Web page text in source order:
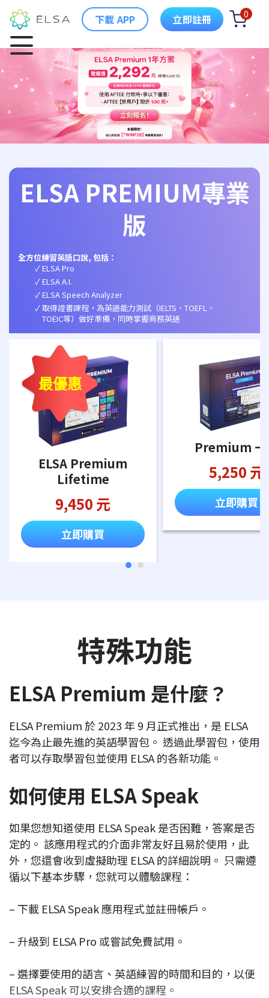
下載 APP 立即註冊 0
ELSA PREMIUM專業
版
全方位練習英語口說, 包括：
ELSA Pro
ELSA A.I.
ELSA Speech Analyzer
取得證書課程，為英語能力測試（IELTS、TOEFL、
TOEIC等）做好準備，同時掌握商務英語
最優惠
ELSA Premium
Lifetime
9,450 元
立即購買
Premium 一
5,250 元
立即購買
特殊功能
ELSA Premium 是什麼？
ELSA Premium 於 2023 年 9 月正式推出，是 ELSA
迄今為止最先進的英語學習包。 透過此學習包，使用
者可以存取學習包並使用 ELSA 的各新功能。
如何使用 ELSA Speak
如果您想知道使用 ELSA Speak 是否困難，答案是否
定的。 該應用程式的介面非常友好且易於使用，此
外，您還會收到虛擬助理 ELSA 的詳細說明。 只需遵
循以下基本步驟，您就可以體驗課程：
– 下載 ELSA Speak 應用程式並註冊帳戶。
– 升級到 ELSA Pro 或嘗試免費試用。
– 選擇要使用的語言、英語練習的時間和目的，以便
ELSA Speak 可以安排合適的課程。